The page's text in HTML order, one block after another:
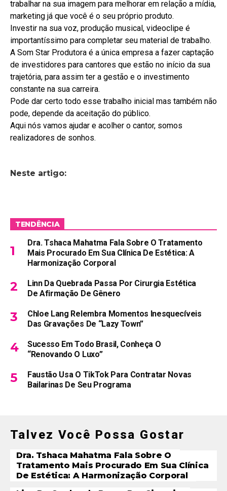
trabalhar na sua imagem para melhorar em relação a mídia,
marketing já que você é o seu próprio produto.
Investir na sua voz, produção musical, videoclipe é
importantíssimo para completar seu material de trabalho.
A Som Star Produtora é a única empresa a fazer captação
de investidores para cantores que estão no início da sua
trajetória, para assim ter a gestão e o investimento
constante na sua carreira.
Pode dar certo todo esse trabalho inicial mas também não
pode, depende da aceitação do público.
Aqui nós vamos ajudar e acolher o cantor, somos
realizadores de sonhos.
Neste artigo:
TENDÊNCIA
Dra. Tshaca Mahatma Fala Sobre O Tratamento
Mais Procurado Em Sua Clínica De Estética: A
Harmonização Corporal
Linn Da Quebrada Passa Por Cirurgia Estética
De Afirmação De Gênero
Chloe Lang Relembra Momentos Inesquecíveis
Das Gravações De “Lazy Town”
Sucesso Em Todo Brasil, Conheça O
“Renovando O Luxo”
Faustão Usa O TikTok Para Contratar Novas
Bailarinas De Seu Programa
Talvez Você Possa Gostar
Dra. Tshaca Mahatma Fala Sobre O
Tratamento Mais Procurado Em Sua Clínica
De Estética: A Harmonização Corporal